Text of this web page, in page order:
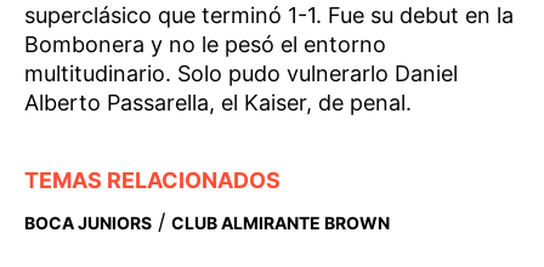
superclásico que terminó 1-1. Fue su debut en la
Bombonera y no le pesó el entorno
multitudinario. Solo pudo vulnerarlo Daniel
Alberto Passarella, el Kaiser, de penal.
TEMAS RELACIONADOS
BOCA JUNIORS / CLUB ALMIRANTE BROWN